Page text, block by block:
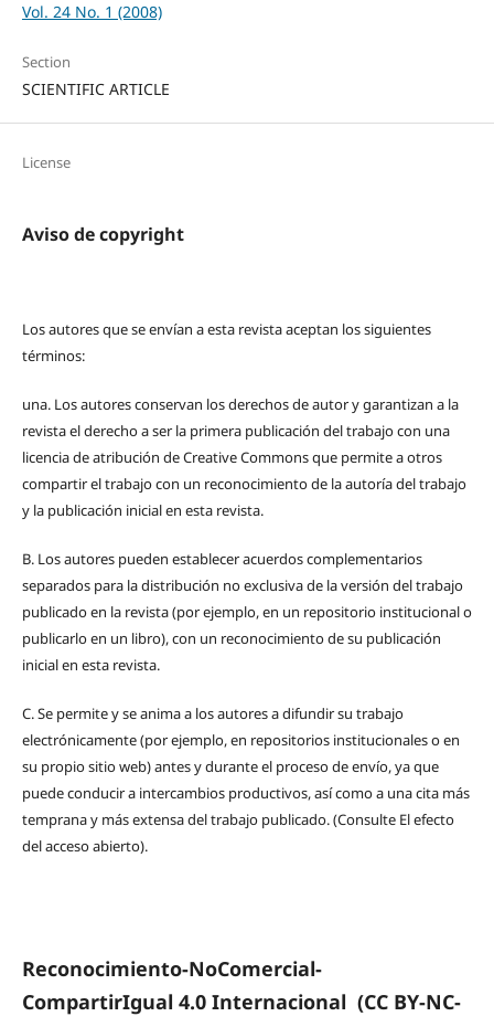
Vol. 24 No. 1 (2008)
Section
SCIENTIFIC ARTICLE
License
Aviso de copyright
Los autores que se envían a esta revista aceptan los siguientes
términos:
una. Los autores conservan los derechos de autor y garantizan a la
revista el derecho a ser la primera publicación del trabajo con una
licencia de atribución de Creative Commons que permite a otros
compartir el trabajo con un reconocimiento de la autoría del trabajo
y la publicación inicial en esta revista.
B. Los autores pueden establecer acuerdos complementarios
separados para la distribución no exclusiva de la versión del trabajo
publicado en la revista (por ejemplo, en un repositorio institucional o
publicarlo en un libro), con un reconocimiento de su publicación
inicial en esta revista.
C.Se permite y se anima a los autores a difundir su trabajo
electrónicamente (por ejemplo, en repositorios institucionales o en
su propio sitio web) antes y durante el proceso de envío, ya que
puede conducir a intercambios productivos, así como a una cita más
temprana y más extensa del trabajo publicado. (Consulte El efecto
del acceso abierto).
Reconocimiento-NoComercial-
CompartirIgual 4.0 Internacional (CC BY-NC-